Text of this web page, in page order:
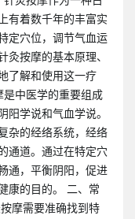
有着数千年的丰富实
定穴位，调节气血运
按摩的基本原理、
了解和使用这一疗
中医学的重要组成
学说和气血学说。
杂的经络系统，经络
通道。通过在特定穴
通，平衡阴阳，促进
康的目的。 二、常
摩需要准确找到特